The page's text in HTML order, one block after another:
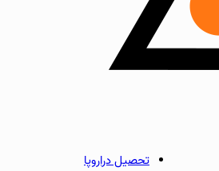
تحصیل دراروپا